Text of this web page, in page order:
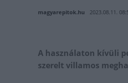
magyarepitok.hu 2023.08.11.
A használaton kívüli
szerelt villamos